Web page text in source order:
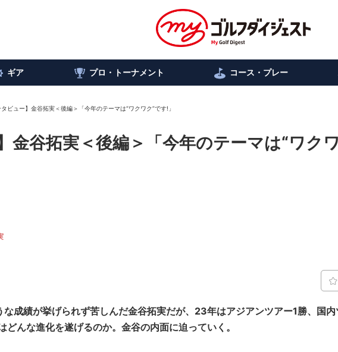
ギア プロ・トーナメント コース・プレー
タビュー】金谷拓実＜後編＞「今年のテーマは“ワクワク”です!」
金谷拓実＜後編＞「今年のテーマは“ワク
成績が挙げられず苦しんだ金谷拓実だが、23年はアジアンツアー1勝、国
どんな進化を遂げるのか。金谷の内面に迫っていく。